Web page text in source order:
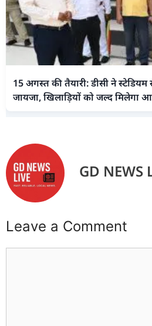
15 अगस्त की तैयारी: डीसी ने
जायजा, खिलाड़ियों को जल्द मिलेगा
GD NEWS
Leave a Comment